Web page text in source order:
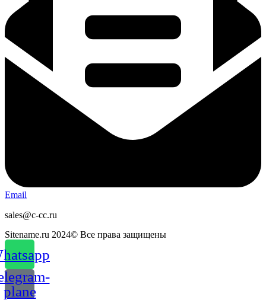
Email
sales@c-cc.ru
Sitename.ru 2024© Все права защищены
plane